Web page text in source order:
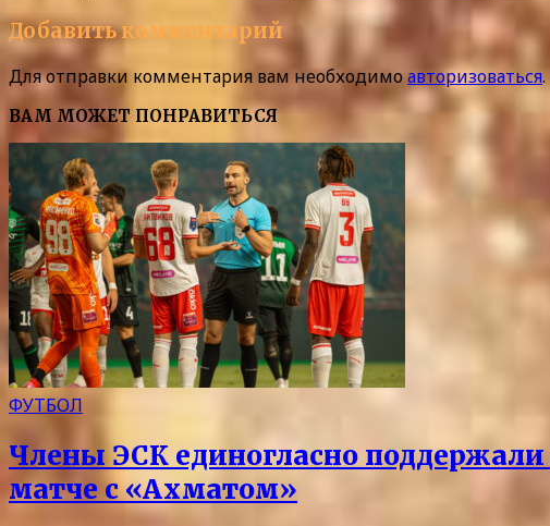
Добавить комментарий
Для отправки комментария вам необходимоавторизоваться.
ВАМ МОЖЕТ ПОНРАВИТЬСЯ
ФУТБОЛ
Члены ЭСК единогласно
матче с «Ахматом»